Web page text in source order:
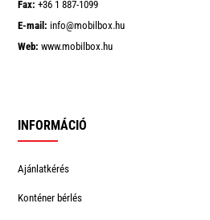
Fax: +36 1 887-1099
E-mail: info@mobilbox.hu
Web: www.mobilbox.hu
INFORMÁCIÓ
Ajánlatkérés
Konténer bérlés